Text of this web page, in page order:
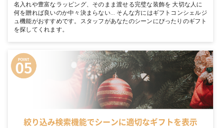
名入れや豊富なラッピング、そのまま渡せる完璧な装飾を 大切な人に
何を贈れば良いのか中々決まらない… そんな方にはギフトコンシェルジ
ュ機能がおすすめです。スタッフがあなたのシーンにぴったりのギフト
を探してくれます。
絞り込み検索機能でシーンに適切なギフトを表示